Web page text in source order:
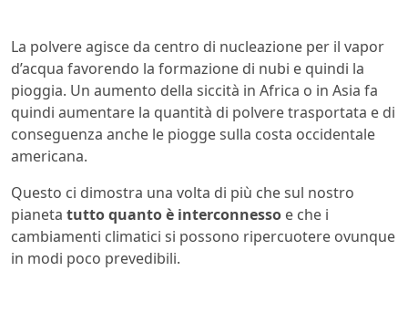
La polvere agisce da centro di nucleazione per il vapor
d’acqua favorendo la formazione di nubi e quindi la
pioggia. Un aumento della siccità in Africa o in Asia fa
quindi aumentare la quantità di polvere trasportata e di
conseguenza anche le piogge sulla costa occidentale
americana.
Questo ci dimostra una volta di più che sul nostro
pianeta tutto quanto è interconnesso e che i
cambiamenti climatici si possono ripercuotere ovunque
in modi poco prevedibili.